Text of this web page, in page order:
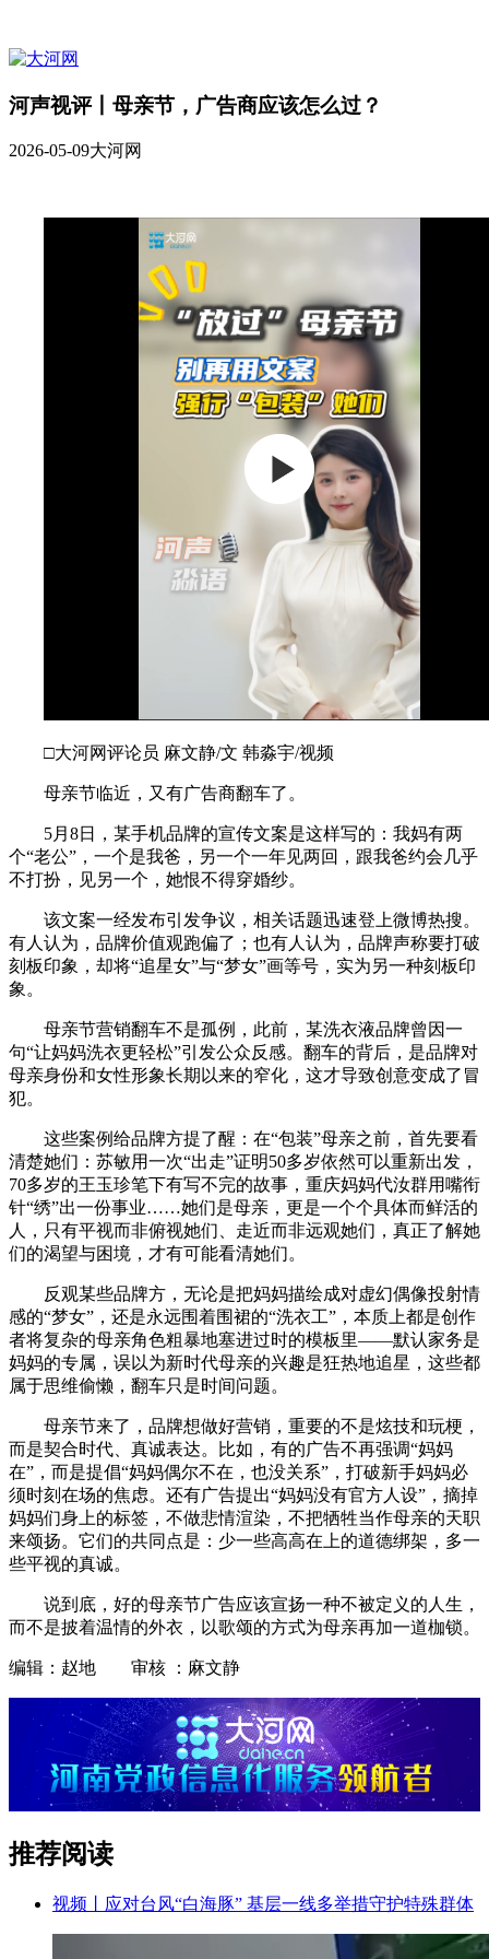
河声视评丨母亲节，广告商应该怎么过？
2026-05-09大河网
□大河网评论员 麻文静/文 韩淼宇/视频
母亲节临近，又有广告商翻车了。
5月8日，某手机品牌的宣传文案是这样写的：我妈有两
个“老公”，一个是我爸，另一个一年见两回，跟我爸约会几乎
不打扮，见另一个，她恨不得穿婚纱。
该文案一经发布引发争议，相关话题迅速登上微博热搜。
有人认为，品牌价值观跑偏了；也有人认为，品牌声称要打破
刻板印象，却将“追星女”与“梦女”画等号，实为另一种刻板印
象。
母亲节营销翻车不是孤例，此前，某洗衣液品牌曾因一
句“让妈妈洗衣更轻松”引发公众反感。翻车的背后，是品牌对
母亲身份和女性形象长期以来的窄化，这才导致创意变成了冒
犯。
这些案例给品牌方提了醒：在“包装”母亲之前，首先要看
清楚她们：苏敏用一次“出走”证明50多岁依然可以重新出发，
70多岁的王玉珍笔下有写不完的故事，重庆妈妈代汝群用嘴衔
针“绣”出一份事业……她们是母亲，更是一个个具体而鲜活的
人，只有平视而非俯视她们、走近而非远观她们，真正了解她
们的渴望与困境，才有可能看清她们。
反观某些品牌方，无论是把妈妈描绘成对虚幻偶像投射情
感的“梦女”，还是永远围着围裙的“洗衣工”，本质上都是创作
者将复杂的母亲角色粗暴地塞进过时的模板里——默认家务是
妈妈的专属，误以为新时代母亲的兴趣是狂热地追星，这些都
属于思维偷懒，翻车只是时间问题。
母亲节来了，品牌想做好营销，重要的不是炫技和玩梗，
而是契合时代、真诚表达。比如，有的广告不再强调“妈妈
在”，而是提倡“妈妈偶尔不在，也没关系”，打破新手妈妈必
须时刻在场的焦虑。还有广告提出“妈妈没有官方人设”，摘掉
妈妈们身上的标签，不做悲情渲染，不把牺牲当作母亲的天职
来颂扬。它们的共同点是：少一些高高在上的道德绑架，多一
些平视的真诚。
说到底，好的母亲节广告应该宣扬一种不被定义的人生，
而不是披着温情的外衣，以歌颂的方式为母亲再加一道枷锁。
编辑：赵地 审核 ：麻文静
推荐阅读
视频丨应对台风“白海豚” 基层一线多举措守护特殊群体